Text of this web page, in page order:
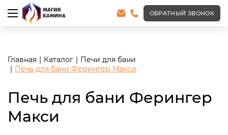
<meta name="robots" content="noindex, follow"/>
ОБРАТНЫЙ ЗВОНОК
Главная Каталог
Печи для бани
Печь для бани Ферингер Макси
Печь для бани Ферингер
Макси